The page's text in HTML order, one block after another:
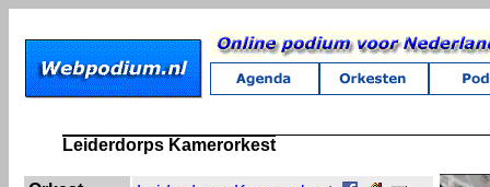
Leiderdorps Kamerorkest